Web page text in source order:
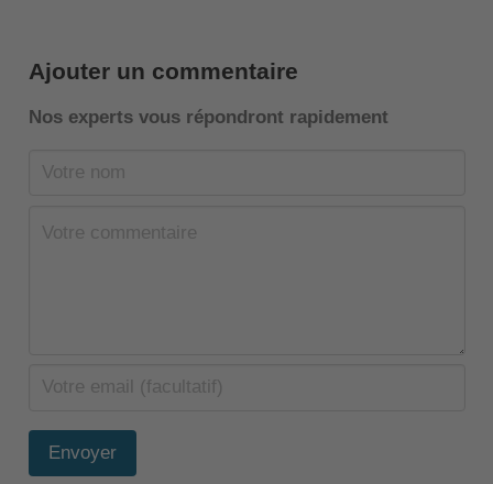
Ajouter un commentaire
Nos experts vous répondront rapidement
Envoyer